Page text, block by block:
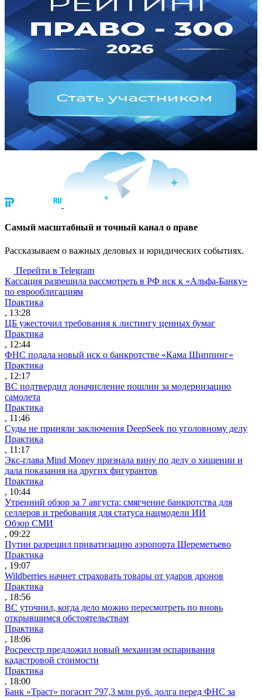
Cамый масштабный и точный канал о праве
Рассказываем о важных деловых и юридических событиях.
Перейти в Telegram
Кассация разрешила рассмотреть в РФ иск к «Альфа-Банку»
по еврооблигациям
Практика
, 13:28
ЦБ ужесточил требования к листингу ценных бумаг
Практика
, 12:44
ФНС подала новый иск о банкротстве «Кама Шиппинг»
Практика
, 12:17
ВС подтвердил доначисление пошлин за модернизацию
самолета
Практика
, 11:46
Суды не приняли заключения DeepSeek по уголовному делу
Практика
, 11:17
Экс-глава Mind Money признала вину по делу о хищении и
дала показания на других фигурантов
Практика
, 10:44
Утренний обзор за 7 августа: смягчение банкротства для
селлеров и требования для статуса нацмодели ИИ
Обзор СМИ
, 09:22
Путин разрешил приватизацию аэропорта Шереметьево
Практика
, 19:07
Wildberries начнет страховать товары от ударов дронов
Практика
, 18:56
ВС уточнил, когда дело можно пересмотреть по вновь
открывшимся обстоятельствам
Практика
, 18:06
Росреестр предложил новый механизм оспаривания
кадастровой стоимости
Практика
, 18:00
Банк «Траст» погасит 797,3 млн руб. долга перед ФНС за